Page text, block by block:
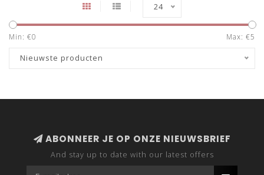
24
Min: €0 Max: €5
Nieuwste producten
ABONNEER JE OP ONZE NIEUWSBRIEF
And stay up to date with our latest offers